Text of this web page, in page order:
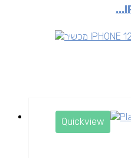
Quickview